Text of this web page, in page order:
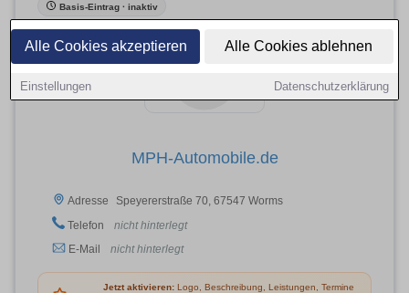
Alle Cookies akzeptieren Alle Cookies ablehnen
Einstellungen Datenschutzerklärung
Basis-Eintrag · inaktiv
MPH-Automobile.de
Adresse
Speyererstraße 70, 67547 Worms
Telefon
nicht hinterlegt
E-Mail
nicht hinterlegt
Jetzt aktivieren: Logo, Beschreibung, Leistungen, Termine